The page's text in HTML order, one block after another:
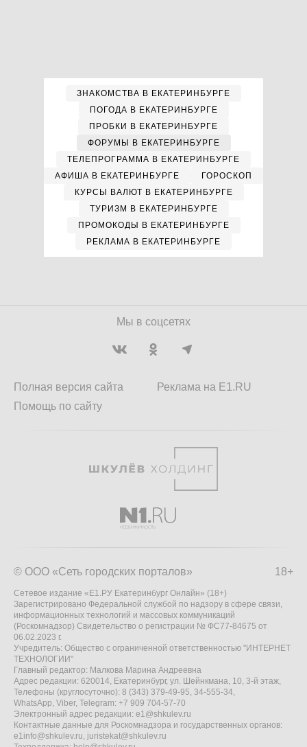
ЗНАКОМСТВА В ЕКАТЕРИНБУРГЕ
ПОГОДА В ЕКАТЕРИНБУРГЕ
ПРОБКИ В ЕКАТЕРИНБУРГЕ
ФОРУМЫ В ЕКАТЕРИНБУРГЕ
ТЕЛЕПРОГРАММА В ЕКАТЕРИНБУРГЕ
АФИША В ЕКАТЕРИНБУРГЕ
ГОРОСКОП
КУРСЫ ВАЛЮТ В ЕКАТЕРИНБУРГЕ
ТУРИЗМ В ЕКАТЕРИНБУРГЕ
ПРОМОКОДЫ В ЕКАТЕРИНБУРГЕ
РЕКЛАМА В ЕКАТЕРИНБУРГЕ
Мы в соцсетях
Полная версия сайта
Помощь по сайту
Реклама на E1.RU
18+
© ООО «Сеть городских порталов»
Сетевое издание «Е1.РУ Екатеринбург Онлайн» (18+)
Зарегистрировано Федеральной службой по надзору в сфере связи,
информационных технологий и массовых коммуникаций
(Роскомнадзор) Свидетельство о регистрации № ФС77-84675 от
06.02.2023 г.
Учредитель: Общество с ограниченной ответственностью "ИНТЕРНЕТ
ТЕХНОЛОГИИ"
Главный редактор: Малкова Марина Андреевна
Адрес редакции: 620014, Екатеринбург, ул. Шейнкмана, 10, 3-й этаж,
Телефоны (круглосуточно): 8 (343) 379-49-95, 34-555-34,
WhatsApp, Viber, Telegram: +7 909 704-57-70
Электронный адрес редакции: e1@shkulev.ru
Контактные данные для Роскомнадзора и государственных органов:
e1info@shkulev.ru, juristekat@shkulev.ru